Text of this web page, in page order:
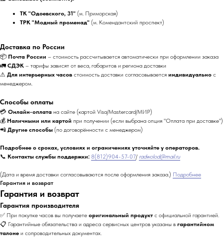
ТК "Одоевского, 31" (м. Приморская)
ТРК "Модный променад" (м. Комендантский проспект)
Доставка по России
📦 Почта России – стоимость рассчитывается автоматически при оформлении заказа
🚛 СДЭК – тарифы зависят от веса, габаритов и региона доставки
⚠ Для интерьерных часов стоимость доставки согласовывается индивидуально с
менеджером.
Способы оплаты
💳 Онлайн-оплата на сайте (картой Visa/Mastercard/МИР)
💰 Наличными или картой при получении (если выбрана опция "Оплата при доставке")
📲 Другие способы (по договорённости с менеджером)
Подробнее о сроках, условиях и ограничениях уточняйте у операторов.
📞 Контакты службы поддержки: 8(812)904-57-07/ radwolod@mail.ru
(Дата и время доставки согласовываются после оформления заказа.) Подробнее
Гарантия и возврат
Гарантия и возврат
Гарантия производителя
✅ При покупке часов вы получаете оригинальный продукт с официальной гарантией.
📋 Гарантийные обязательства и адреса сервисных центров указаны в гарантийном
талоне и сопроводительных документах.